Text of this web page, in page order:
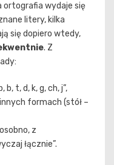
ortografia wydaje się
litery, kilka
się dopiero wtedy,
. Z
b, t, d, k, g, ch, j”,
innych formach (stół –
z
łącznie”.